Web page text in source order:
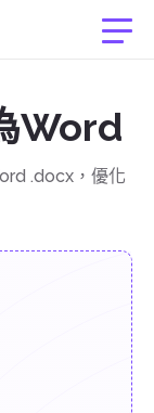
Word
.docx，優化